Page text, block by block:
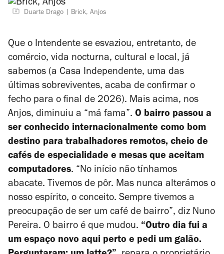
Duarte Drago Brick, Anjos
Que o Intendente se esvaziou, entretanto, de
comércio, vida nocturna, cultural e local, já
sabemos (a Casa Independente, uma das
últimas sobreviventes, acaba de confirmar o
fecho para o final de 2026). Mais acima, nos
Anjos, diminuiu a “má fama”. O bairro passou a
ser conhecido internacionalmente como bom
destino para trabalhadores remotos, cheio de
cafés de especialidade e mesas que aceitam
computadores. “No início não tínhamos
abacate. Tivemos de pôr. Mas nunca alterámos o
nosso espírito, o conceito. Sempre tivemos a
preocupação de ser um café de bairro”, diz Nuno
Pereira. O bairro é que mudou. “Outro dia fui a
um espaço novo aqui perto e pedi um galão.